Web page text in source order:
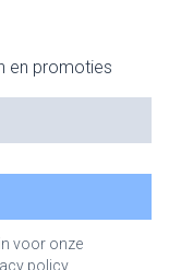
en promoties
voor onze
policy.